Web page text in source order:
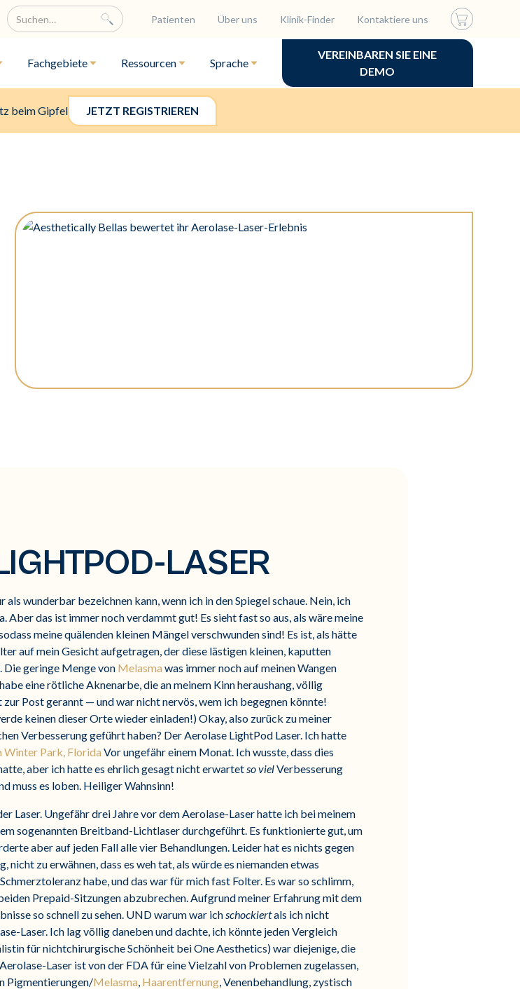
Patienten Über uns Klinik-Finder Kontaktiere uns
Fachgebiete Ressourcen Sprache
VEREINBAREN SIE EINE
DEMO
beim Gipfel JETZT REGISTRIEREN
LASER
wunderbar bezeichnen kann, wenn ich in den Spiegel schaue. Nein, ich
Aber das ist immer noch verdammt gut! Es sieht fast so aus, als wäre meine
meine quälenden kleinen Mängel verschwunden sind! Es ist, als hätte
auf mein Gesicht aufgetragen, der diese lästigen kleinen, kaputten
Die geringe Menge von Melasma was immer noch auf meinen Wangen
eine rötliche Aknenarbe, die an meinem Kinn heraushang, völlig
Post gerannt — und war nicht nervös, wem ich begegnen könnte!
keinen dieser Orte wieder einladen!) Okay, also zurück zu meiner
Verbesserung geführt haben? Der Aerolase LightPod Laser. Ich hatte
Winter Park, Florida Vor ungefähr einem Monat. Ich wusste, dass dies
aber ich hatte es ehrlich gesagt nicht erwartetso vielVerbesserung
muss es loben. Heiliger Wahnsinn!
Laser. Ungefähr drei Jahre vor dem Aerolase-Laser hatte ich bei meinem
sogenannten Breitband-Lichtlaser durchgeführt. Es funktionierte gut, um
aber auf jeden Fall alle vier Behandlungen. Leider hat es nichts gegen
zu erwähnen, dass es weh tat, als würde es niemanden etwas
habe, und das war für mich fast Folter. Es war so schlimm,
Prepaid-Sitzungen abzubrechen. Aufgrund meiner Erfahrung mit dem
so schnell zu sehen. UND warum war ichschockiertals ich nicht
Laser. Ich lag völlig daneben und dachte, ich könnte jeden Vergleich
für nichtchirurgische Schönheit bei One Aesthetics) war diejenige, die
Laser ist von der FDA für eine Vielzahl von Problemen zugelassen,
Pigmentierungen/Melasma, Haarentfernung, Venenbehandlung, zystisch